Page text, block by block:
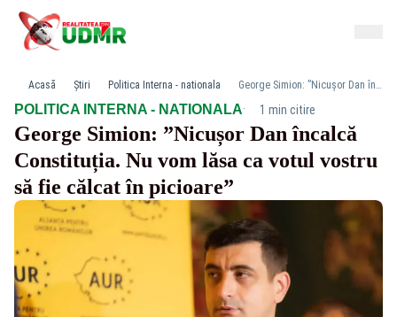
Acasă Știri Politica Interna - nationala George Simion: ”Nicușor Dan încalcă Constituția. Nu vom lăsa ca votul vostru să fie călcat în picioare”
POLITICA INTERNA - NATIONALA· 1 min citire
George Simion: ”Nicușor Dan încalcă
Constituția. Nu vom lăsa ca votul vostru
să fie călcat în picioare”